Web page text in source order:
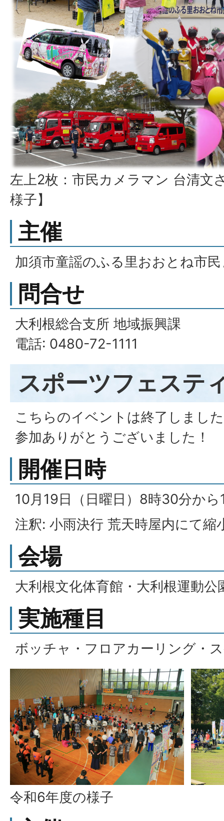
左上2枚：市民カメラマン 台清文
様子】
主催
加須市童謡のふる里おおとね市
問合せ
大利根総合支所 地域振興課
電話: 0480-72-1111
スポーツフェステ
こちらのイベントは終了しまし
参加ありがとうございました！
開催日時
10月19日（日曜日）8時30分から
注釈: 小雨決行 荒天時屋内にて縮
会場
大利根文化体育館・大利根運動公
実施種目
ボッチャ・フロアカーリング・
令和6年度の様子